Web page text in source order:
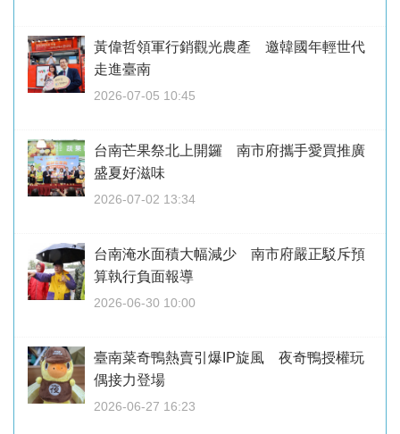
黃偉哲領軍行銷觀光農產 邀韓國年輕世代
走進臺南
2026-07-05 10:45
台南芒果祭北上開鑼 南市府攜手愛買推廣
盛夏好滋味
2026-07-02 13:34
台南淹水面積大幅減少 南市府嚴正駁斥預
算執行負面報導
2026-06-30 10:00
臺南菜奇鴨熱賣引爆IP旋風 夜奇鴨授權玩
偶接力登場
2026-06-27 16:23